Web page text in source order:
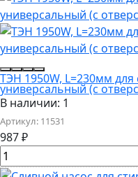
ТЭН 1950W, L=230мм
универсальный (с
В наличии: 1
Артикул: 11531
987₽